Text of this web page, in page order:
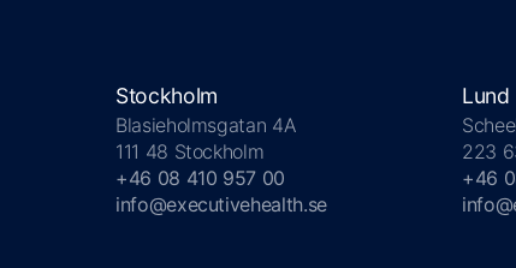
Stockholm
Blasieholmsgatan 4A
111 48 Stockholm
+46 08 410 957 00
info@executivehealth.se
Lund
223
+46